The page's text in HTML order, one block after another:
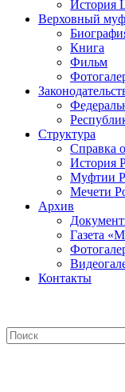
История
Верховный
Книга
Фильм
Структура
Справка
История
Муфтии
Мечети
Архив
Газета
Контакты